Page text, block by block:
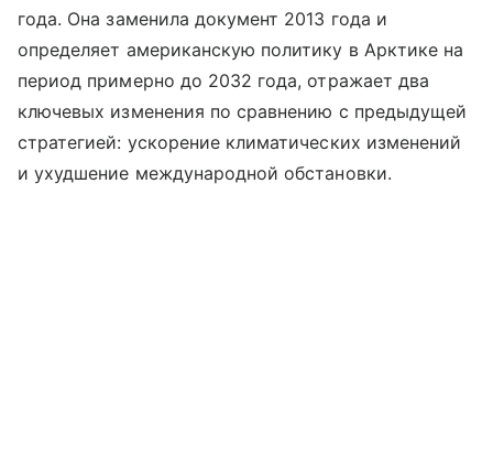
года. Она заменила документ 2013 года и
определяет американскую политику в Арктике на
период примерно до 2032 года, отражает два
ключевых изменения по сравнению с предыдущей
стратегией: ускорение климатических изменений
и ухудшение международной обстановки.